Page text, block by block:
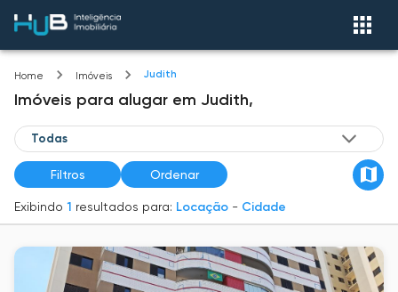
Home Imóveis Judith
Imóveis para alugar em Judith,
Filtros Ordenar
Exibindo 1 resultados para: Locação - Cidade